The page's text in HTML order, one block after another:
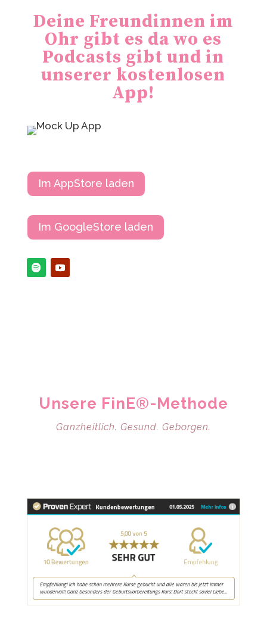
Deine Freundinnen im
Ohr gibt es da wo es
Podcasts gibt und in
unserer kostenlosen
App!
Im AppStore laden
Im GoogleStore laden
Unsere FinE®-Methode
Ganzheitlich. Gesund. Geborgen.